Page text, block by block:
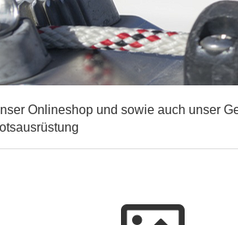
Onlineshop und sowie auch unser